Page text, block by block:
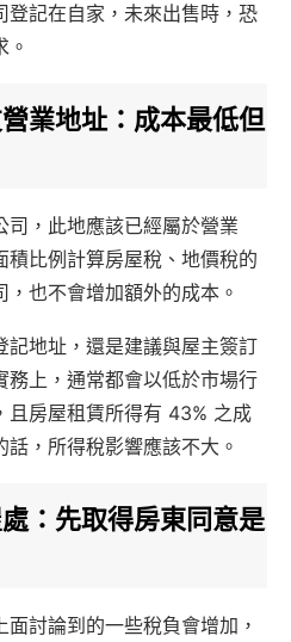
登記在自家，未來出售時，恐
業地址：成本最低但
司，此地應該已經屬於營業
積比例計算房屋稅、地價稅的
也不會增加額外的成本。
記地址，還是建議與屋主簽訂
務上，通常都會以低於市場行
且房屋租賃所得有 43% 之成
，所得稅影響應該不大。
：先取得房東同意是
討論到的一些稅負會增加，